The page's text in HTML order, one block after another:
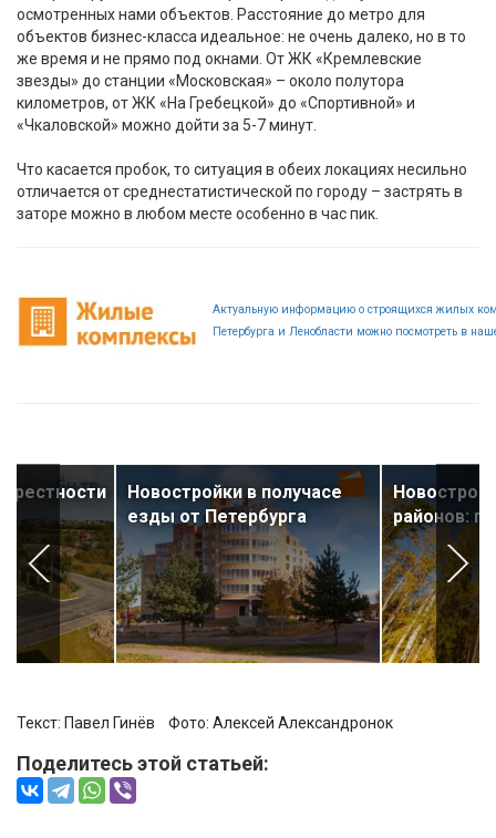
осмотренных нами объектов. Расстояние до метро для
объектов бизнес-класса идеальное: не очень далеко, но в то
же время и не прямо под окнами. От ЖК «Кремлевские
звезды» до станции «Московская» – около полутора
километров, от ЖК «На Гребецкой» до «Спортивной» и
«Чкаловской» можно дойти за 5-7 минут.
Что касается пробок, то ситуация в обеих локациях несильно
отличается от среднестатистической по городу – застрять в
заторе можно в любом месте особенно в час пик.
Актуальную информацию о строящихся жилых
Петербурга и Ленобласти можно посмотреть в
Новостройки в получасе
езды от Петербурга
районов:
Текст: Павел Гинёв Фото: Алексей Александронок
Поделитесь этой статьей: